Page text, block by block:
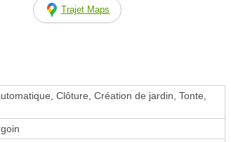
Trajet Maps
Clôture, Création de jardin, Tonte,